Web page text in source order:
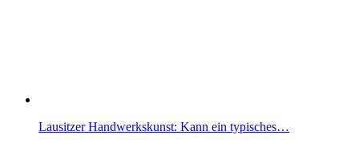
Lausitzer Handwerkskunst: Kann ein typisches…